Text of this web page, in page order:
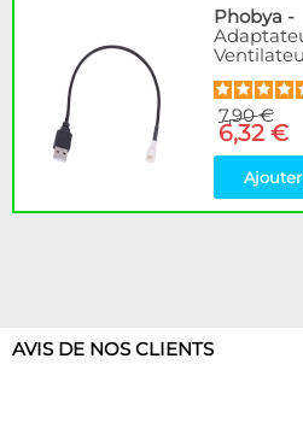
Phobya -
7,90 €
6,32 €
AVIS DE NOS CLIENTS